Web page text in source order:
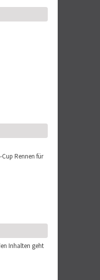
Rennen für
Inhalten geht